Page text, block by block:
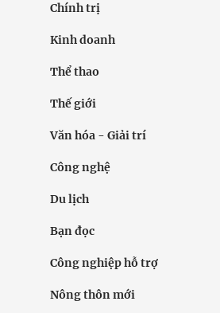
Chính trị
Kinh doanh
Thể thao
Thế giới
Văn hóa - Giải trí
Công nghệ
Du lịch
Bạn đọc
Công nghiệp hỗ trợ
Nông thôn mới